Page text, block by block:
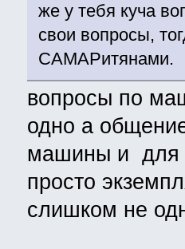
же у тебя куча
свои вопросы,
САМАРитянами.
вопросы по
одно а
машины и для
просто
слишком не